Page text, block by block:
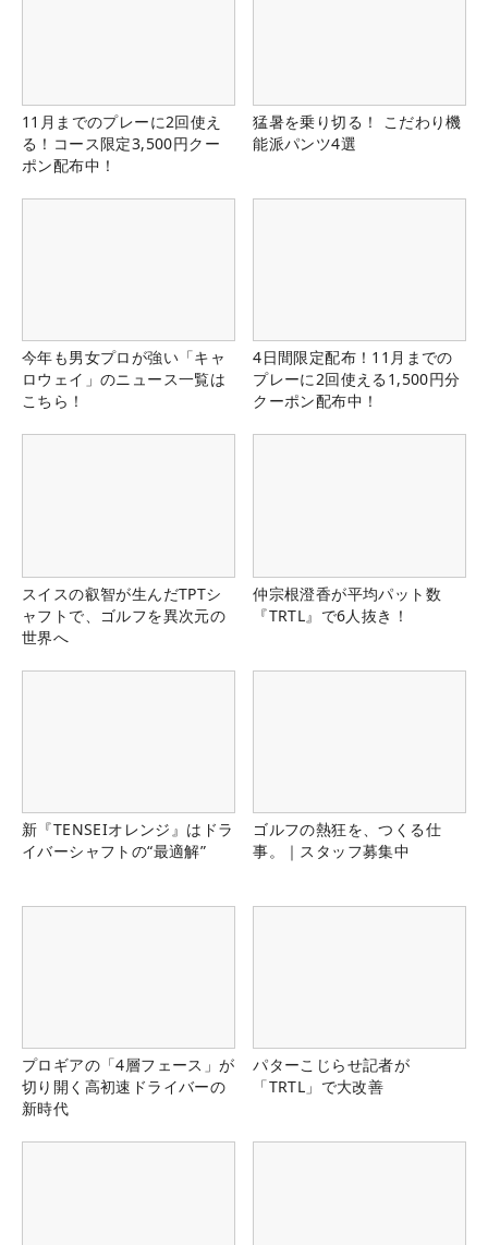
11月までのプレーに2回使え
る！コース限定3,500円クー
ポン配布中！
猛暑を乗り切る！ こだわり機
能派パンツ4選
今年も男女プロが強い「キャ
ロウェイ」のニュース一覧は
こちら！
4日間限定配布！11月までの
プレーに2回使える1,500円分
クーポン配布中！
スイスの叡智が生んだTPTシ
ャフトで、ゴルフを異次元の
世界へ
仲宗根澄香が平均パット数
『TRTL』で6人抜き！
新『TENSEIオレンジ』はドラ
イバーシャフトの“最適解”
ゴルフの熱狂を、つくる仕
事。｜スタッフ募集中
プロギアの「4層フェース」が
切り開く高初速ドライバーの
新時代
パターこじらせ記者が
「TRTL」で大改善